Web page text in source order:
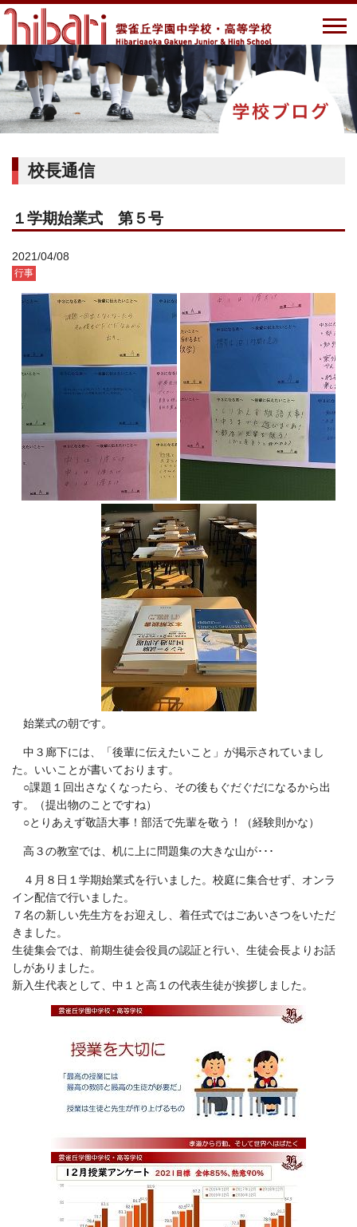
校長通信
１学期始業式 第５号
2021/04/08
行事
始業式の朝です。
中３廊下には、「後輩に伝えたいこと」が掲示されていまし
た。いいことが書いております。
○課題１回出さなくなったら、その後もぐだぐだになるから出
す。（提出物のことですね）
○とりあえず敬語大事！部活で先輩を敬う！（経験則かな）
高３の教室では、机に上に問題集の大きな山が･･･
４月８日１学期始業式を行いました。校庭に集合せず、オンラ
イン配信で行いました。
７名の新しい先生方をお迎えし、着任式ではごあいさつをいただ
きました。
生徒集会では、前期生徒会役員の認証と行い、生徒会長よりお話
しがありました。
新入生代表として、中１と高１の代表生徒が挨拶しました。